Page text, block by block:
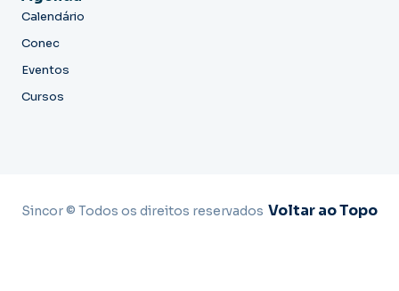
Calendário
Conec
Eventos
Cursos
Sincor © Todos os direitos reservados Voltar ao Topo